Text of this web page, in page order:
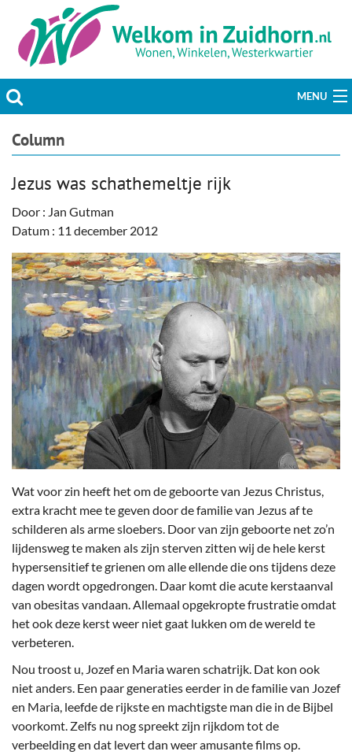
MENU
Actueel
Welzijn & Maatschappij
Prikbord & Aanbiedingen
Plaats bericht
Column
Jezus was schathemeltje rijk
Door : Jan Gutman
Datum : 11 december 2012
Wat voor zin heeft het om de geboorte van Jezus Christus,
extra kracht mee te geven door de familie van Jezus af te
schilderen als arme sloebers. Door van zijn geboorte net zo’n
lijdensweg te maken als zijn sterven zitten wij de hele kerst
hypersensitief te grienen om alle ellende die ons tijdens deze
dagen wordt opgedrongen. Daar komt die acute kerstaanval
van obesitas vandaan. Allemaal opgekropte frustratie omdat
het ook deze kerst weer niet gaat lukken om de wereld te
verbeteren.
Nou troost u, Jozef en Maria waren schatrijk. Dat kon ook
niet anders. Een paar generaties eerder in de familie van Jozef
en Maria, leefde de rijkste en machtigste man die in de Bijbel
voorkomt. Zelfs nu nog spreekt zijn rijkdom tot de
verbeelding en dat levert dan weer amusante films op.